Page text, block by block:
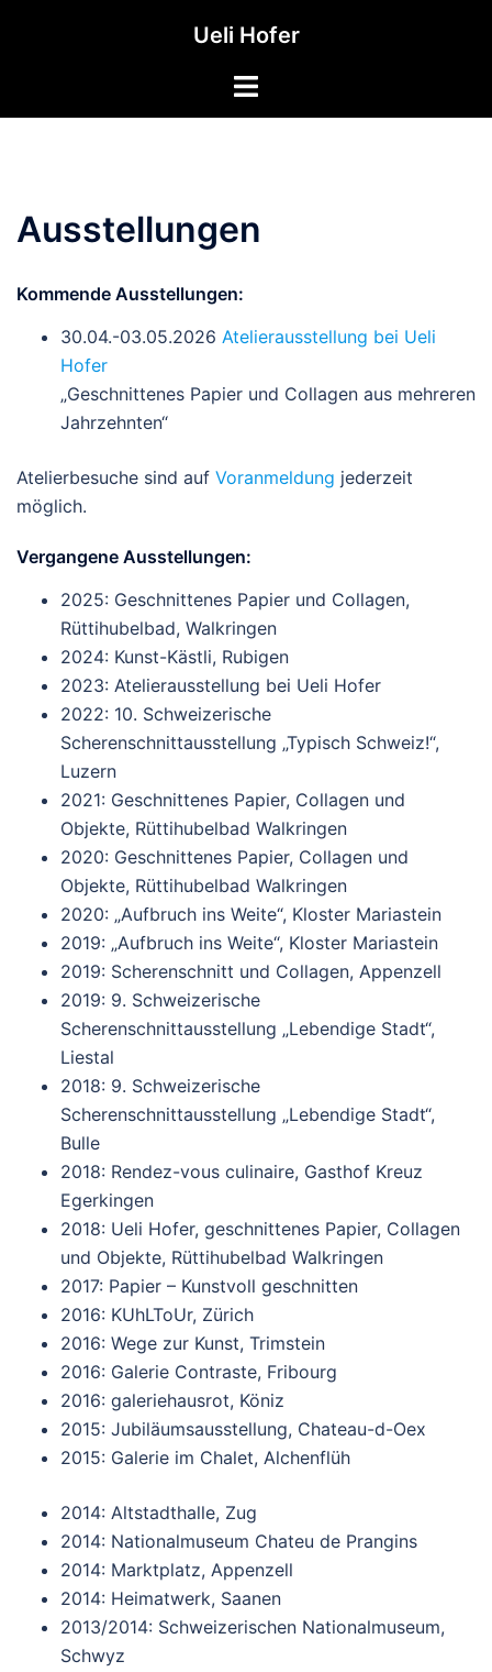
Ueli Hofer
Toggle
Ausstellungen
Kommende Ausstellungen:
30.04.-03.05.2026 Atelierausstellung bei Ueli
Hofer
„Geschnittenes Papier und Collagen aus mehreren
Jahrzehnten“
Atelierbesuche sind auf Voranmeldung jederzeit
möglich.
Vergangene Ausstellungen:
2025: Geschnittenes Papier und Collagen,
Rüttihubelbad, Walkringen
2024: Kunst-Kästli, Rubigen
2023: Atelierausstellung bei Ueli Hofer
2022: 10. Schweizerische
Scherenschnittausstellung „Typisch Schweiz!“,
Luzern
2021: Geschnittenes Papier, Collagen und
Objekte, Rüttihubelbad Walkringen
2020: Geschnittenes Papier, Collagen und
Objekte, Rüttihubelbad Walkringen
2020: „Aufbruch ins Weite“, Kloster Mariastein
2019: „Aufbruch ins Weite“, Kloster Mariastein
2019: Scherenschnitt und Collagen, Appenzell
2019: 9. Schweizerische
Scherenschnittausstellung „Lebendige Stadt“,
Liestal
2018: 9. Schweizerische
Scherenschnittausstellung „Lebendige Stadt“,
Bulle
2018: Rendez-vous culinaire, Gasthof Kreuz
Egerkingen
2018: Ueli Hofer, geschnittenes Papier, Collagen
und Objekte, Rüttihubelbad Walkringen
2017: Papier – Kunstvoll geschnitten
2016: KUhLToUr, Zürich
2016: Wege zur Kunst, Trimstein
2016: Galerie Contraste, Fribourg
2016: galeriehausrot, Köniz
2015: Jubiläumsausstellung, Chateau-d-Oex
2015: Galerie im Chalet, Alchenflüh
2014: Altstadthalle, Zug
2014: Nationalmuseum Chateu de Prangins
2014: Marktplatz, Appenzell
2014: Heimatwerk, Saanen
2013/2014: Schweizerischen Nationalmuseum,
Schwyz